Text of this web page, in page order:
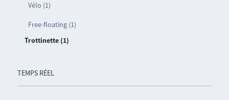
Vélo (1)
Free-floating (1)
Trottinette (1)
TEMPS RÉEL